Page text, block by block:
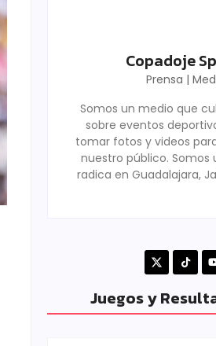
Copadoje
Prensa |
Somos un medio que
sobre eventos
tomar fotos y videos
nuestro público. Somos
radica en Guadalajara,
Juegos y